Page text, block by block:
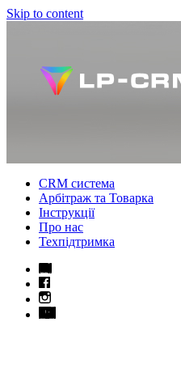
Skip to content
CRM система
Арбітраж та Товарка
Інструкції
Про нас
Техпідтримка